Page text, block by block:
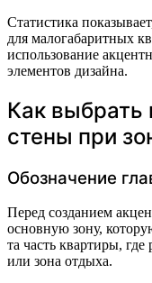
Статистика
для малогабаритных
использование
элементов дизайна.
Как выбрать
стены при
Обозначение
Перед созданием
основную зону,
та часть квартиры, где
или зона отдыха.